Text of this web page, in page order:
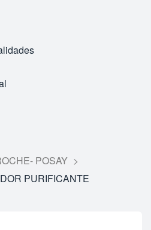
POSAY >
PURIFICANTE